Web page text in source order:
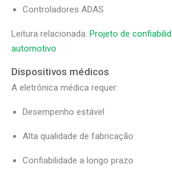
Controladores ADAS
Leitura relacionada:Projeto de
automotivo
Dispositivos médicos
A eletrônica médica requer:
Desempenho estável
Alta qualidade de fabricação
Confiabilidade a longo prazo